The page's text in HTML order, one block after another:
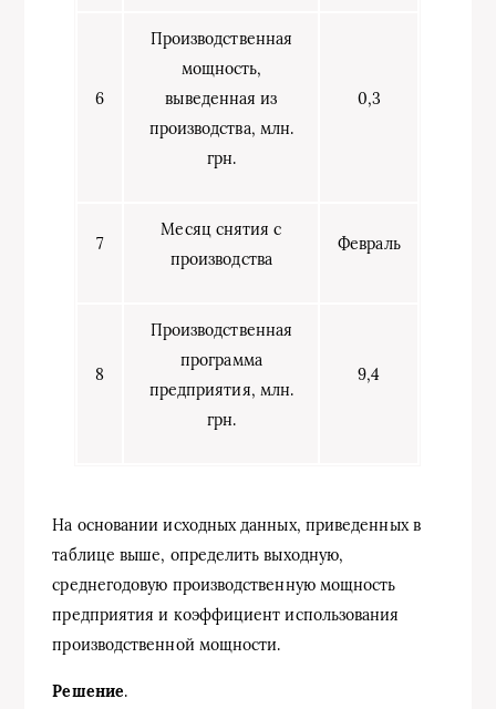
6
Производственная
мощность,
выведенная из
производства, млн.
грн.
0,3
7
Месяц снятия с
производства
Февраль
8
Производственная
программа
предприятия, млн.
грн.
9,4
На основании исходных данных, приведенных в
таблице выше, определить выходную,
среднегодовую производственную мощность
предприятия и коэффициент использования
производственной мощности.
Решение.